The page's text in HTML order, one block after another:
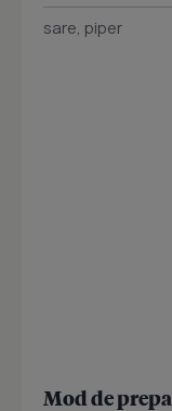
sare, piper
Mod de